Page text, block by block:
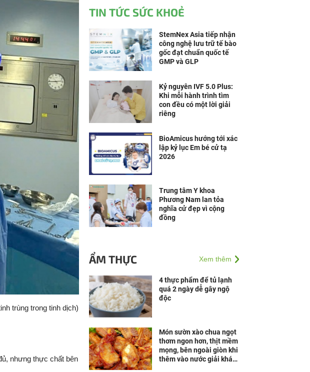
trùng trong tinh dịch)
nhưng thực chất bên
TIN TỨC SỨC KHOẺ
StemNex Asia tiếp nhận
công nghệ lưu trữ tế bào
gốc đạt chuẩn quốc tế
GMP và GLP
Kỷ nguyên IVF 5.0 Plus:
Khi mỗi hành trình tìm
con đều có một lời giải
riêng
BioAmicus hướng tới xác
lập kỷ lục Em bé cử tạ
2026
Trung tâm Y khoa
Phương Nam lan tỏa
nghĩa cử đẹp vì cộng
đồng
ẨM THỰC Xem thêm
4 thực phẩm để tủ lạnh
quá 2 ngày dễ gây ngộ
độc
Món sườn xào chua ngọt
thơm ngon hơn, thịt mềm
mọng, bên ngoài giòn khi
thêm vào nước giải khát